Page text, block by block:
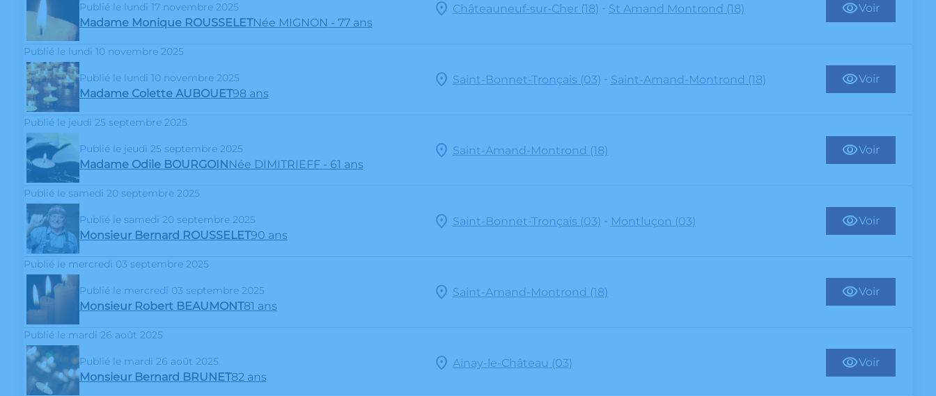
Publié le lundi 17 novembre 2025
Madame Monique ROUSSELETNée MIGNON - 77 ans
Châteauneuf-sur-Cher (18) - St Amand Montrond (18) Voir
Publié le lundi 10 novembre 2025
Publié le lundi 10 novembre 2025
Madame Colette AUBOUET98 ans
Saint-Bonnet-Tronçais (03) - Saint-Amand-Montrond (18) Voir
Publié le jeudi 25 septembre 2025
Publié le jeudi 25 septembre 2025
Madame Odile BOURGOIN Née DIMITRIEFF - 61 ans
Saint-Amand-Montrond (18) Voir
Publié le samedi 20 septembre 2025
Publié le samedi 20 septembre 2025
Monsieur Bernard ROUSSELET90 ans
Saint-Bonnet-Tronçais (03) - Montluçon (03) Voir
Publié le mercredi 03 septembre 2025
Publié le mercredi 03 septembre 2025
Monsieur Robert BEAUMONT81 ans
Saint-Amand-Montrond (18) Voir
Publié le mardi 26 août 2025
Publié le mardi 26 août 2025
Monsieur Bernard BRUNET82 ans
Ainay-le-Château (03) Voir